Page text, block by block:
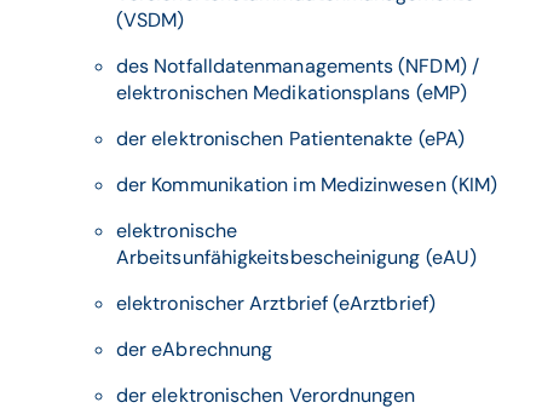
(VSDM)
des Notfalldatenmanagements (NFDM) /
elektronischen Medikationsplans (eMP)
der elektronischen Patientenakte (ePA)
der Kommunikation im Medizinwesen (KIM)
elektronische
Arbeitsunfähigkeitsbescheinigung (eAU)
elektronischer Arztbrief (eArztbrief)
der eAbrechnung
der elektronischen Verordnungen